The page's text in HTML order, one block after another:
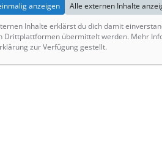
anzeigen
Alle externen Inhalte
Inhalte erklärst du dich damit
Drittplattformen übermittelt werden. Mehr
zur Verfügung gestellt.